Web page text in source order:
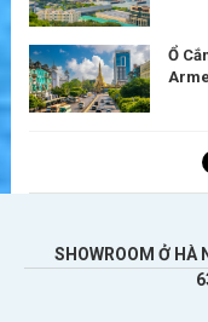
Ổ
SHOWROOM Ở HÀ